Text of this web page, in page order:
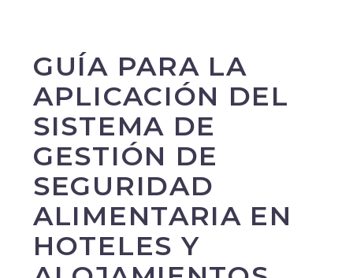
GUÍA PARA LA
APLICACIÓN DEL
SISTEMA DE
GESTIÓN DE
SEGURIDAD
ALIMENTARIA EN
HOTELES Y